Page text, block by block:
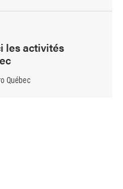
les activités
Québec